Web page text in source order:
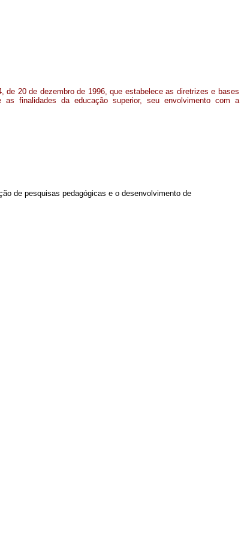
de 20 de dezembro de 1996, que estabelece as diretrizes e bases
as finalidades da educação superior, seu envolvimento com a
de pesquisas pedagógicas e o desenvolvimento de